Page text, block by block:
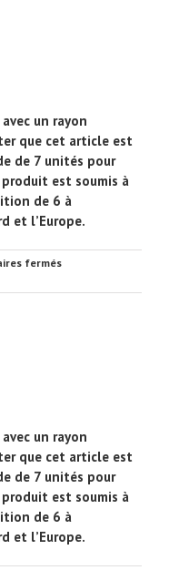
un rayon
que cet article est
de 7 unités pour
produit est soumis à
de 6 à
et l’Europe.
ferméssur
Vasque
un rayon
que cet article est
de 7 unités pour
produit est soumis à
de 6 à
et l’Europe.